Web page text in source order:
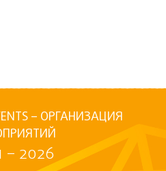
– ОРГАНИЗАЦИЯ
– 2026